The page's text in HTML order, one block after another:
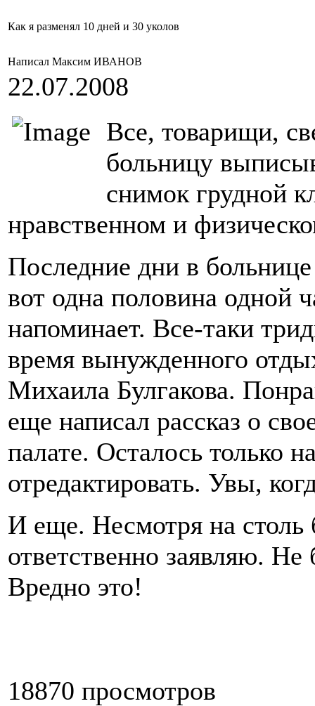
Как я разменял 10 дней и 30 уколов
Написал Максим ИВАНОВ
22.07.2008
Все, товарищи,
больницу
снимок грудной
нравственном и
Последние дни в
вот одна половина одной
напоминает. Все-таки
время вынужденного
Михаила Булгакова.
еще написал рассказ о
палате. Осталось только
отредактировать. Увы,
И еще. Несмотря на столь
ответственно заявляю.
Вредно это!
18870 просмотров